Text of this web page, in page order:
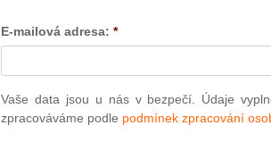
E-mailová adresa: *
Vaše data jsou u nás v bezpečí. Údaje
zpracováváme podle podmínek zpracování